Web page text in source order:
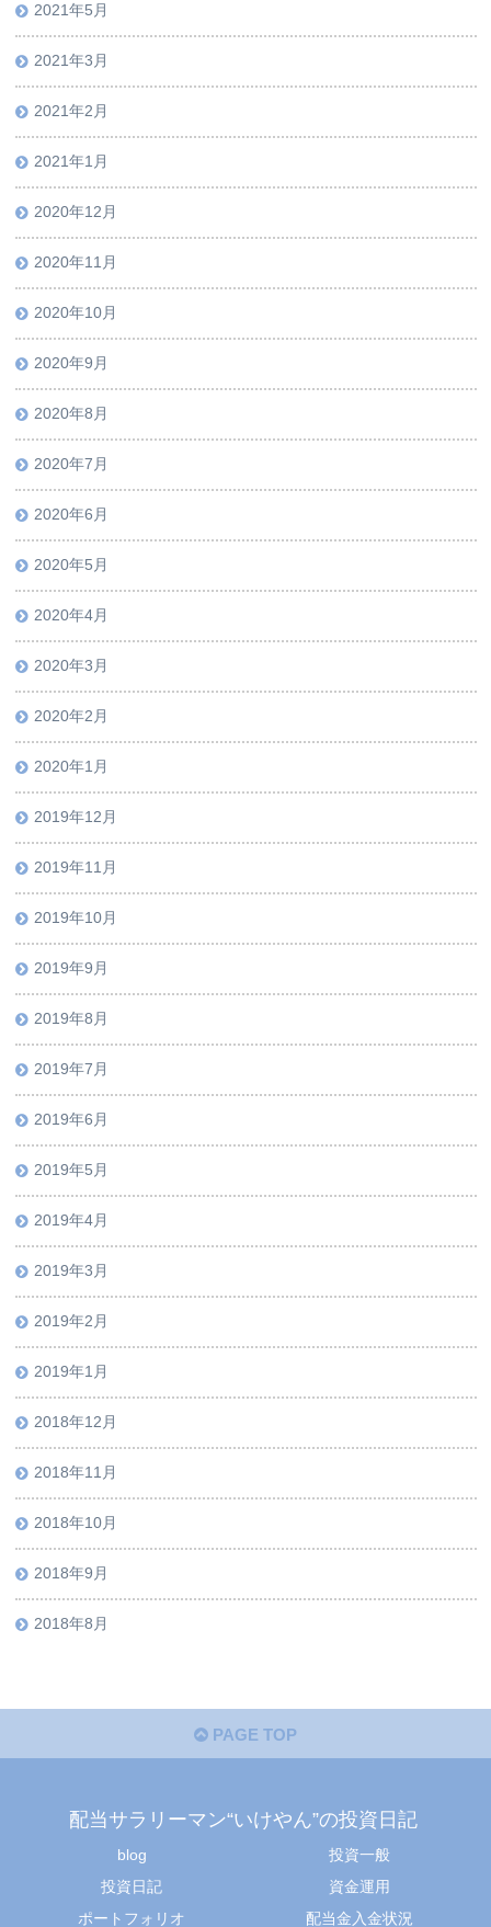
2021年5月
2021年3月
2021年2月
2021年1月
2020年12月
2020年11月
2020年10月
2020年9月
2020年8月
2020年7月
2020年6月
2020年5月
2020年4月
2020年3月
2020年2月
2020年1月
2019年12月
2019年11月
2019年10月
2019年9月
2019年8月
2019年7月
2019年6月
2019年5月
2019年4月
2019年3月
2019年2月
2019年1月
2018年12月
2018年11月
2018年10月
2018年9月
2018年8月
PAGE TOP
配当サラリーマン“いけやん”の投資日記 ​
blog
投資一般
投資日記
資金運用
ポートフォリオ
配当金入金状況